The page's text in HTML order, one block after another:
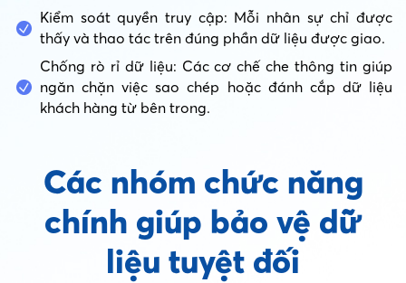
Kiểm soát quyền truy cập: Mỗi nhân sự chỉ được
thấy và thao tác trên đúng phần dữ liệu được giao.
Chống rò rỉ dữ liệu: Các cơ chế che thông tin giúp
ngăn chặn việc sao chép hoặc đánh cắp dữ liệu
khách hàng từ bên trong.
Các nhóm chức năng
chính giúp bảo vệ dữ
liệu tuyệt đối